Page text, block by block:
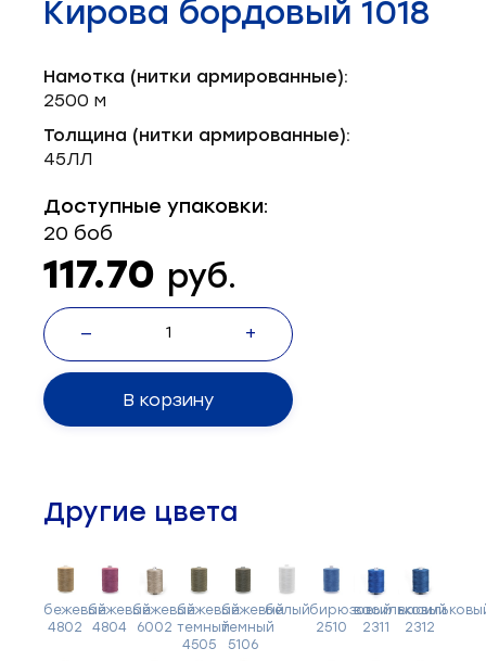
Запчасти для швейного оборудования
Запчасти: иглы
Установочное оборудование
Кирова бордовый 1018
Намотка (нитки армированные):
2500 м
Толщина (нитки армированные):
45ЛЛ
Доступные упаковки:
20 боб
117.70 руб.
— +
В корзину
Другие цвета
бежевый
4802
бежевый
4804
бежевый
6002
бежевый
темный
4505
бежевый
темный
5106
белыйбирюзовый
2510
васильковый
2311
2312